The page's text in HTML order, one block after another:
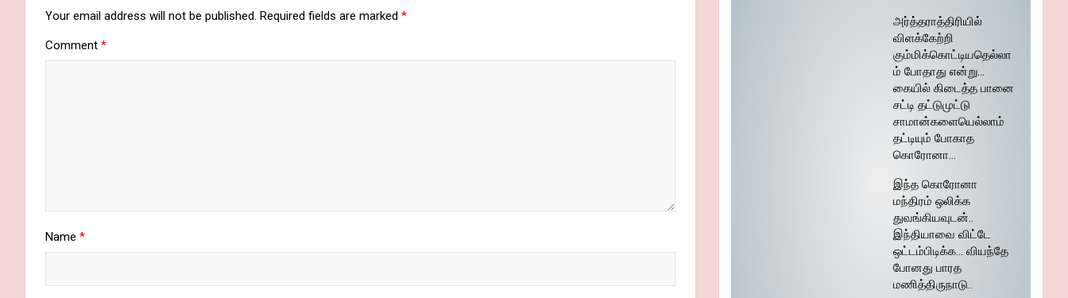
Your email address will not be published. Required fields are marked *
Comment *
Name *
அர்த்தராத்திரியில்
விளக்கேற்றி
கும்மிக்கொட்டியதெல்லா
ம் போதாது என்று…
கையில் கிடைத்த பானை
சட்டி தட்டுமுட்டு
சாமான்களையெல்லாம்
தட்டியும் போகாத
கொரோனா…
இந்த கொரோனா
மந்திரம் ஒலிக்க
துவங்கியவுடன்..
இந்தியாவை விட்டே
ஒட்டம்பிடிக்க… வியந்தே
போனது பாரத
மணித்திருநாடு..